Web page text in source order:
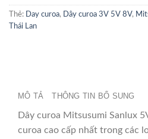
Thẻ: Day curoa, Dây curoa 3V 5V 8V,
Thái Lan
MÔ TẢ THÔNG TIN BỔ SUNG
Dây curoa Mitsusumi Sanlux
curoa cao cấp nhất trong các